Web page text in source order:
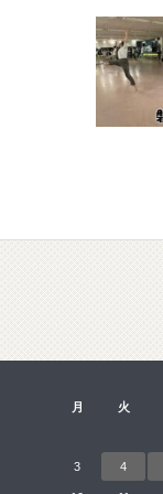
月 火
3 4